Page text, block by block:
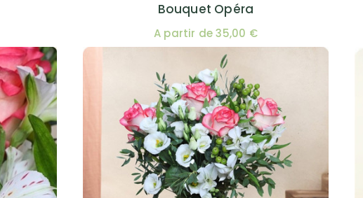
Bouquet Opéra
A partir de 35,00 €